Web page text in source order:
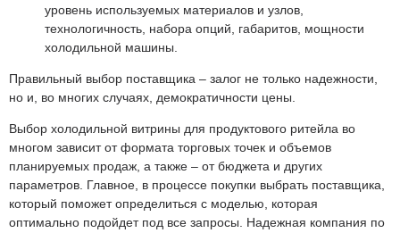
уровень используемых материалов и узлов,
технологичность, набора опций, габаритов, мощности
холодильной машины.
Правильный выбор поставщика – залог не только надежности,
но и, во многих случаях, демократичности цены.
Выбор холодильной витрины для продуктового ритейла во
многом зависит от формата торговых точек и объемов
планируемых продаж, а также – от бюджета и других
параметров. Главное, в процессе покупки выбрать поставщика,
который поможет определиться с моделью, которая
оптимально подойдет под все запросы. Надежная компания по